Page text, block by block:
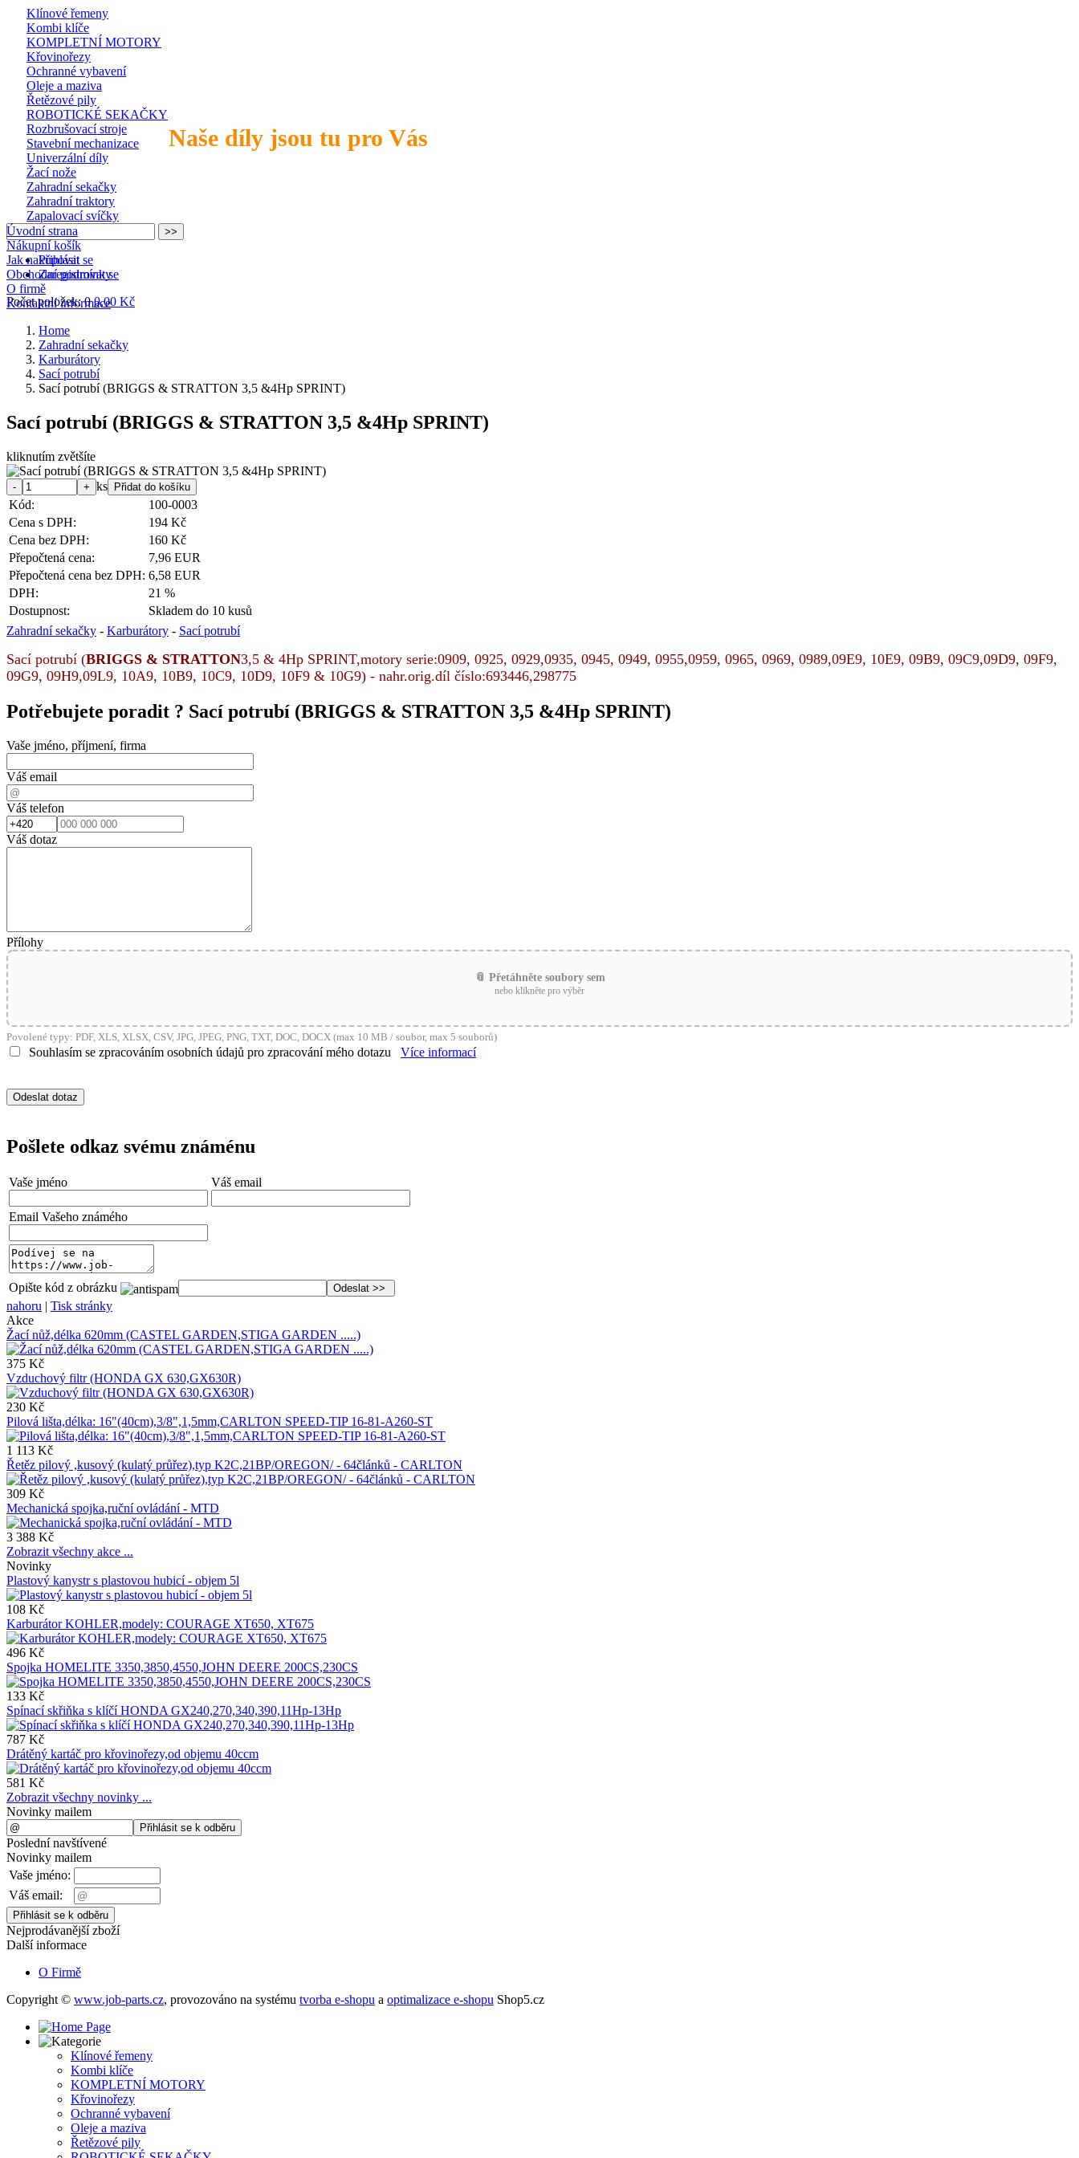
Naše díly jsou tu pro Vás
Klínové řemeny
Kombi klíče
KOMPLETNÍ MOTORY
Křovinořezy
Ochranné vybavení
Oleje a maziva
Řetězové pily
ROBOTICKÉ SEKAČKY
Rozbrušovací stroje
Stavební mechanizace
Univerzální díly
Žací nože
Zahradní sekačky
Zahradní traktory
Zapalovací svíčky
Přihlásit se
Zaregistrovat se
Počet položek: 0 0,00 Kč
Úvodní strana
Nákupní košík
Jak nakupovat
Obchodní podmínky
O firmě
Kontaktní informace
Home
Zahradní sekačky
Karburátory
Sací potrubí
Sací potrubí (BRIGGS & STRATTON 3,5 &4Hp SPRINT)
Sací potrubí (BRIGGS & STRATTON 3,5 &4Hp SPRINT)
kliknutím zvětšíte
ks
Kód:
100-0003
Cena s DPH:
194 Kč
Cena bez DPH:
160 Kč
Přepočtená cena:
7,96 EUR
Přepočtená cena bez DPH: 6,58 EUR
DPH:
21 %
Dostupnost:
Skladem do 10 kusů
Zahradní sekačky - Karburátory - Sací potrubí
Sací potrubí (BRIGGS & STRATTON3,5 & 4Hp SPRINT,motory serie:0909, 0925, 0929,0935, 0945, 0949, 0955,0959, 0965, 0969, 0989,09E9, 10E9, 09B9, 09C9,09D9, 09F9,
09G9, 09H9,09L9, 10A9, 10B9, 10C9, 10D9, 10F9 & 10G9) - nahr.orig.díl číslo:693446,298775
Potřebujete poradit ? Sací potrubí (BRIGGS & STRATTON 3,5 &4Hp SPRINT)
Vaše jméno, příjmení, firma
Váš email
Váš telefon
Váš dotaz
Přílohy
📎 Přetáhněte soubory sem
nebo klikněte pro výběr
Povolené typy: PDF, XLS, XLSX, CSV, JPG, JPEG, PNG, TXT, DOC, DOCX (max 10 MB / soubor, max 5 souborů)
Souhlasím se zpracováním osobních údajů pro zpracování mého dotazu Více informací
Pošlete odkaz svému známénu
Vaše jméno Váš email
Email Vašeho známého
Opište kód z obrázku
nahoru | Tisk stránky
Akce
Žací nůž,délka 620mm (CASTEL GARDEN,STIGA GARDEN .....)
375 Kč
Vzduchový filtr (HONDA GX 630,GX630R)
230 Kč
Pilová lišta,délka: 16"(40cm),3/8",1,5mm,CARLTON SPEED-TIP 16-81-A260-ST
1 113 Kč
Řetěz pilový ,kusový (kulatý průřez),typ K2C,21BP/OREGON/ - 64článků - CARLTON
309 Kč
Mechanická spojka,ruční ovládání - MTD
3 388 Kč
Zobrazit všechny akce ...
Novinky
Plastový kanystr s plastovou hubicí - objem 5l
108 Kč
Karburátor KOHLER,modely: COURAGE XT650, XT675
496 Kč
Spojka HOMELITE 3350,3850,4550,JOHN DEERE 200CS,230CS
133 Kč
Spínací skřiňka s klíčí HONDA GX240,270,340,390,11Hp-13Hp
787 Kč
Drátěný kartáč pro křovinořezy,od objemu 40ccm
581 Kč
Zobrazit všechny novinky ...
Novinky mailem
Poslední navštívené
Novinky mailem
Vaše jméno:
Váš email:
Nejprodávanější zboží
Další informace
O Firmě
Copyright © www.job-parts.cz, provozováno na systému tvorba e-shopu a optimalizace e-shopu Shop5.cz
Klínové řemeny
Kombi klíče
KOMPLETNÍ MOTORY
Křovinořezy
Ochranné vybavení
Oleje a maziva
Řetězové pily